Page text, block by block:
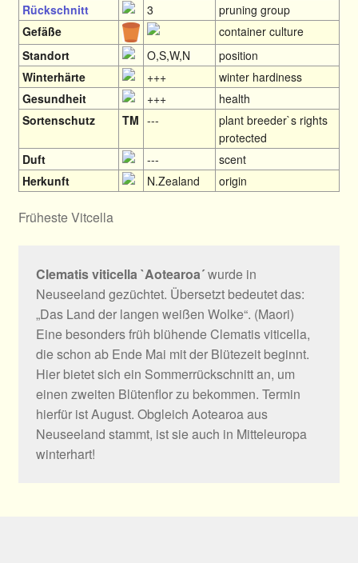
Rückschnitt
3
pruning group
Gefäße
container culture
Standort
O,S,W,N
position
Winterhärte
+++
winter hardiness
Gesundheit
+++
health
Sortenschutz
TM ---
plant breeder`s rights
protected
Duft
---
scent
Herkunft
N.Zealand origin
Früheste Vitcella
Clematis viticella `Aotearoa´wurde in
Neuseeland gezüchtet. Übersetzt bedeutet das:
„Das Land der langen weißen Wolke“. (Maori)
Eine besonders früh blühende Clematis viticella,
die schon ab Ende Mai mit der Blütezeit beginnt.
Hier bietet sich ein Sommerrückschnitt an, um
einen zweiten Blütenflor zu bekommen. Termin
hierfür ist August. Obgleich Aotearoa aus
Neuseeland stammt, ist sie auch in Mitteleuropa
winterhart!